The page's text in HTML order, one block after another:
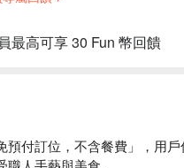
最高可享 30 Fun 幣回饋
預付訂位，不含餐費」，用